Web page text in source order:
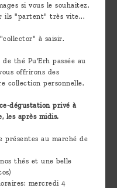
si vous le souhaitez.
ils "partent" très vite...
à saisir.
thé Pu'Erh passée au
offrirons des
collection personnelle.
dégustation privé à
les après midis.
présentes au marché de
thés et une belle
mercredi 4